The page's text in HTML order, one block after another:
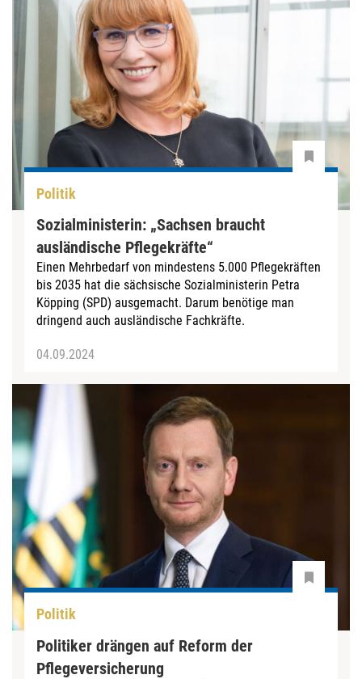
Politik
Sozialministerin: „Sachsen braucht
ausländische Pflegekräfte“
Einen Mehrbedarf von mindestens 5.000 Pflegekräften
bis 2035 hat die sächsische Sozialministerin Petra
Köpping (SPD) ausgemacht. Darum benötige man
dringend auch ausländische Fachkräfte.
04.09.2024
Politik
Politiker drängen auf Reform der
Pflegeversicherung